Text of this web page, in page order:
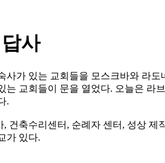
사
사가 있는 교회들을 모스크바와 라
는 교회들이 문을 열었다. 오늘은 라
.
건축수리센터, 순례자 센터, 성상
가 있다.